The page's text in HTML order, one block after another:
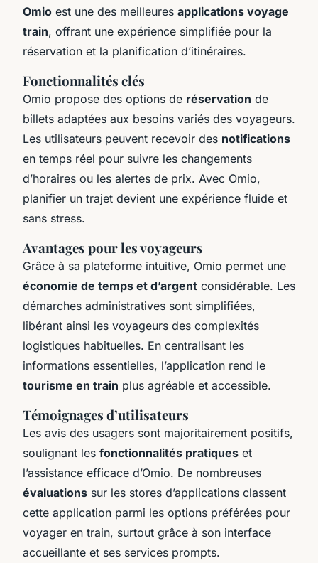
Omio est une des meilleures applications voyage
train, offrant une expérience simplifiée pour la
réservation et la planification d’itinéraires.
Fonctionnalités clés
Omio propose des options de réservation de
billets adaptées aux besoins variés des voyageurs.
Les utilisateurs peuvent recevoir des notifications
en temps réel pour suivre les changements
d’horaires ou les alertes de prix. Avec Omio,
planifier un trajet devient une expérience fluide et
sans stress.
Avantages pour les voyageurs
Grâce à sa plateforme intuitive, Omio permet une
économie de temps et d’argent considérable. Les
démarches administratives sont simplifiées,
libérant ainsi les voyageurs des complexités
logistiques habituelles. En centralisant les
informations essentielles, l’application rend le
tourisme en train plus agréable et accessible.
Témoignages d’utilisateurs
Les avis des usagers sont majoritairement positifs,
soulignant les fonctionnalités pratiques et
l’assistance efficace d’Omio. De nombreuses
évaluations sur les stores d’applications classent
cette application parmi les options préférées pour
voyager en train, surtout grâce à son interface
accueillante et ses services prompts.